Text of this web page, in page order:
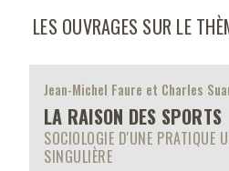
LES OUVRAGES SUR LE
Jean-Michel Faure et Charles
LA RAISON DES SPORTS
SOCIOLOGIE D'UNE PRATIQUE
SINGULIÈRE